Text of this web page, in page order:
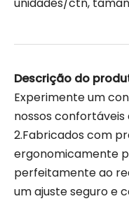
Descrição do
Experimente um
nossos confortáveis
2.Fabricados com
ergonomicamente
perfeitamente ao
um ajuste seguro e